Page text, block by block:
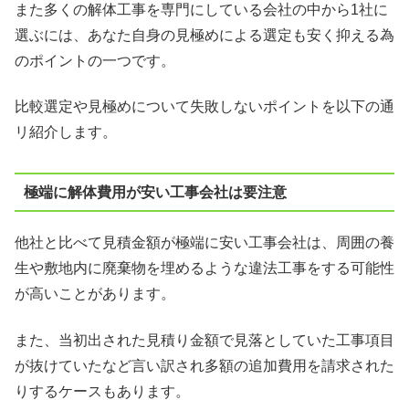
また多くの解体工事を専門にしている会社の中から1社に
選ぶには、あなた自身の見極めによる選定も安く抑える為
のポイントの一つです。
比較選定や見極めについて失敗しないポイントを以下の通
リ紹介します。
極端に解体費用が安い工事会社は要注意
他社と比べて見積金額が極端に安い工事会社は、周囲の養
生や敷地内に廃棄物を埋めるような違法工事をする可能性
が高いことがあります。
また、当初出された見積り金額で見落としていた工事項目
が抜けていたなど言い訳され多額の追加費用を請求された
りするケースもあります。